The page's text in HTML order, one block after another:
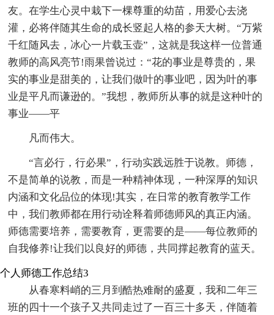
友。在学生心灵中栽下一棵尊重的幼苗，用爱心去浇
灌，必将伴随其生命的成长竖起人格的参天大树。“万紫
千红随风去，冰心一片载玉壶”，这就是我这样一位普通
教师的高风亮节!雨果曾说过：“花的事业是尊贵的，果
实的事业是甜美的，让我们做叶的事业吧，因为叶的事
业是平凡而谦逊的。”我想，教师所从事的就是这种叶的
事业——平
凡而伟大。
“言必行，行必果”，行动实践远胜于说教。师德，
不是简单的说教，而是一种精神体现，一种深厚的知识
内涵和文化品位的体现!其实，在日常的教育教学工作
中，我们教师都在用行动诠释着师德师风的真正内涵。
师德需要培养，需要教育，更需要的是——每位教师的
自我修养!让我们以良好的师德，共同撑起教育的蓝天。
个人师德工作总结3
从春寒料峭的三月到酷热难耐的盛夏，我和二年三
班的四十一个孩子又共同走过了一百三十多天，伴随着